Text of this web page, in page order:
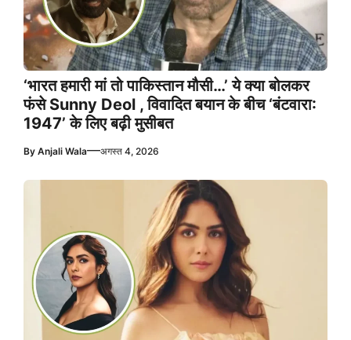
‘भारत हमारी मां तो पाकिस्तान मौसी…’ ये क्या बोलकर
फंसे Sunny Deol , विवादित बयान के बीच ‘बंटवारा:
1947’ के लिए बढ़ी मुसीबत
By Anjali Wala—अगस्त 4, 2026